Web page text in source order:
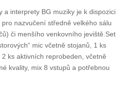
a interprety BG muziky je
aparatura pro nazvučení středně
posluchačů) či menšího
obsahuje 2ks „prostorových“
1 ks mic pro kontrabas, 2 ks
včetně stojanů, velmi slušné
a potřebnou kabeláž.